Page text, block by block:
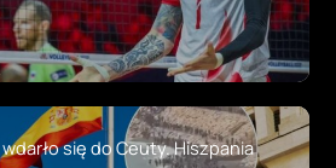
się do Ceuty. Hiszpania